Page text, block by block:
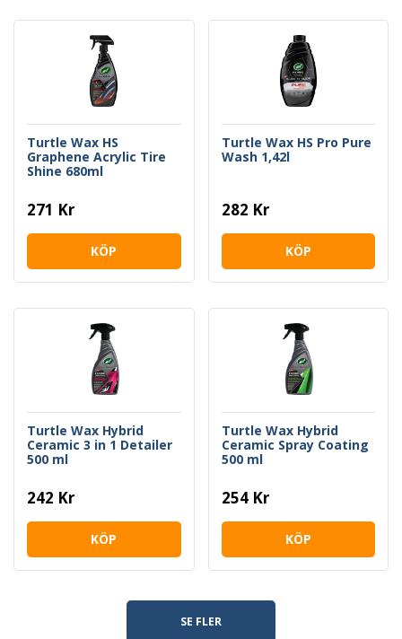
Turtle Wax HS
Graphene Acrylic Tire
Shine 680ml
271 Kr
KÖP
Turtle Wax HS Pro Pure
Wash 1,42l
282 Kr
KÖP
Turtle Wax Hybrid
Ceramic 3 in 1 Detailer
500 ml
242 Kr
KÖP
Turtle Wax Hybrid
Ceramic Spray Coating
500 ml
254 Kr
KÖP
SE FLER